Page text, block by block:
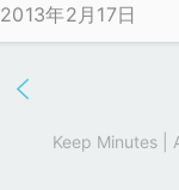
2013年2月17日
Keep Minutes |